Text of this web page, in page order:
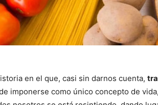
en el que, casi sin darnos cuenta,
imponerse como único concepto de